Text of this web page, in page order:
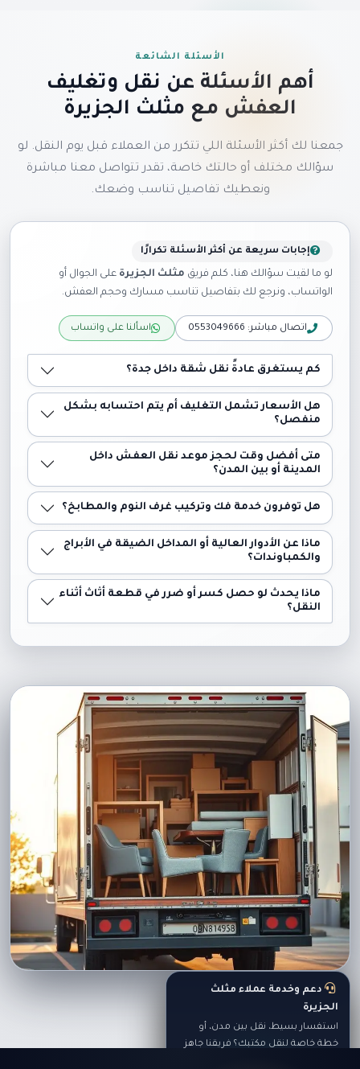
الأسئلة الشائعة
أهم الأسئلة عن نقل وتغليف
العفش مع مثلث الجزيرة
جمعنا لك أكثر الأسئلة اللي تتكرر من العملاء قبل يوم النقل. لو
سؤالك مختلف أو حالتك خاصة، تقدر تتواصل معنا مباشرة
ونعطيك تفاصيل تناسب وضعك.
إجابات سريعة عن أكثر الأسئلة تكرارًا
لو ما لقيت سؤالك هنا، كلم فريق مثلث الجزيرة على الجوال أو
الواتساب، ونرجع لك بتفاصيل تناسب مسارك وحجم العفش.
اتصال مباشر: 0553049666 اسألنا على واتساب
كم يستغرق عادةً نقل شقة داخل جدة؟
هل الأسعار تشمل التغليف أم يتم احتسابه بشكل
منفصل؟
متى أفضل وقت لحجز موعد نقل العفش داخل
المدينة أو بين المدن؟
هل توفرون خدمة فك وتركيب غرف النوم والمطابخ؟
ماذا عن الأدوار العالية أو المداخل الضيقة في الأبراج
والكمباوندات؟
ماذا يحدث لو حصل كسر أو ضرر في قطعة أثاث أثناء
النقل؟
دعم وخدمة عملاء مثلث
الجزيرة
استفسار بسيط، نقل بين مدن، أو
خطة خاصة لنقل مكتبك؟ فريقنا جاهز